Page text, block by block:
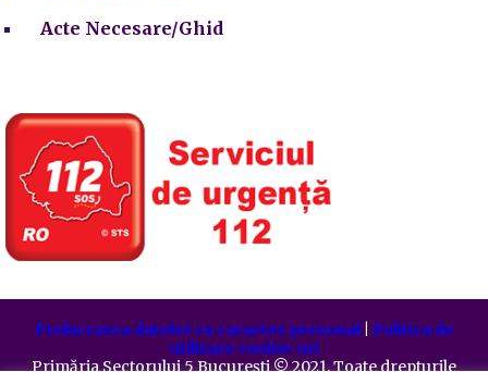
Acte Necesare/Ghid
Prelucrarea datelor cu caracter personal| Politica de
utilizare cookie-uri
Primăria Sectorului 5 București©️2021. Toate drepturile